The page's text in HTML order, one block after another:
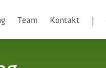
Team Kontakt